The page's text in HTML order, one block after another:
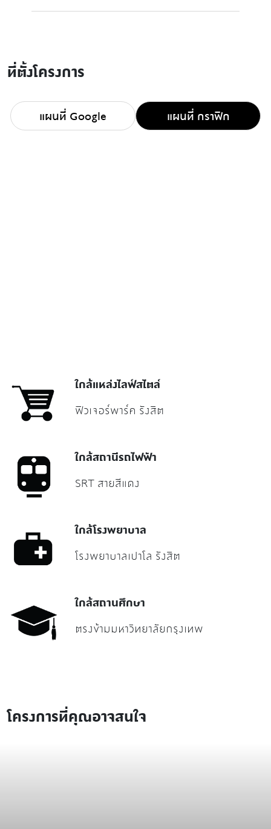
ที่ตั้งโครงการ
แผนที่ Google แผนที่ กราฟิก
ใกล้แหล่งไลฟ์สไตล์
ฟิวเจอร์พาร์ค รังสิต
ใกล้สถานีรถไฟฟ้า
SRT สายสีแดง
ใกล้โรงพยาบาล
โรงพยาบาลเปาโล รังสิต
ใกล้สถานศึกษา
ตรงข้ามมหาวิทยาลัยกรุงเทพ
โครงการที่คุณอาจสนใจ